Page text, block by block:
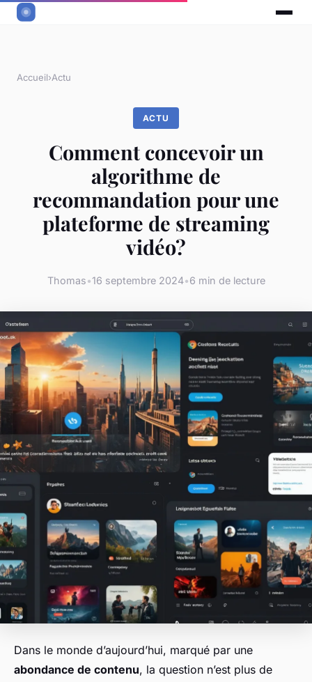
Accueil›Actu
ACTU
Comment concevoir un
algorithme de
recommandation pour une
plateforme de streaming
vidéo?
Thomas•16 septembre 2024•6 min de lecture
Dans le monde d’aujourd’hui, marqué par une
abondance de contenu, la question n’est plus de